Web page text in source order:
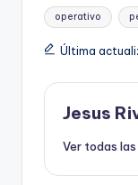
Etiquetas:
operativo
Última
Jesus
Ver todas